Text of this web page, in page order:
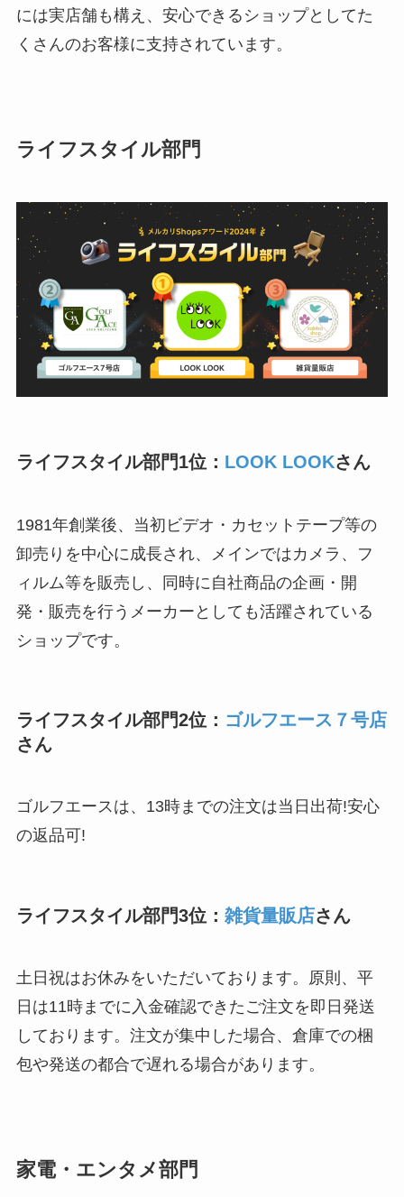
には実店舗も構え、安心できるショップとしてた
くさんのお客様に支持されています。
ライフスタイル部門
ライフスタイル部門1位： LOOK LOOKさん
1981年創業後、当初ビデオ・カセットテープ等の
卸売りを中心に成長され、メインではカメラ、フ
ィルム等を販売し、同時に自社商品の企画・開
発・販売を行うメーカーとしても活躍されている
ショップです。
ライフスタイル部門2位： ゴルフエース７号店
さん
ゴルフエースは、13時までの注文は当日出荷!安心
の返品可!
ライフスタイル部門3位： 雑貨量販店さん
土日祝はお休みをいただいております。原則、平
日は11時までに入金確認できたご注文を即日発送
しております。注文が集中した場合、倉庫での梱
包や発送の都合で遅れる場合があります。
家電・エンタメ部門